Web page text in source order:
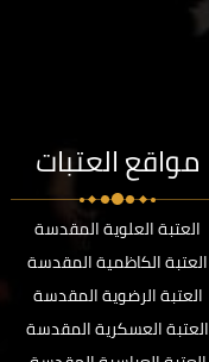
مواقع العتبات
العتبة العلوية المقدسة
العتبة الكاظمية المقدسة
العتبة الرضوية المقدسة
العتبة العسكرية المقدسة